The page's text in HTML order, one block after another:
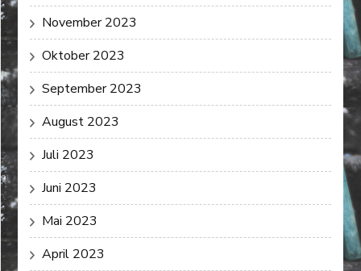
November 2023
Oktober 2023
September 2023
August 2023
Juli 2023
Juni 2023
Mai 2023
April 2023